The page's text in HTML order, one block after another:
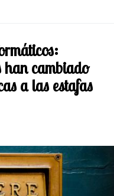
han cambiado
a las estafas